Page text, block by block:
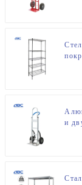
и